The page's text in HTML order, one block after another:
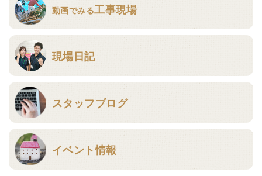
動画でみる工事現場
現場日記
スタッフブログ
イベント情報